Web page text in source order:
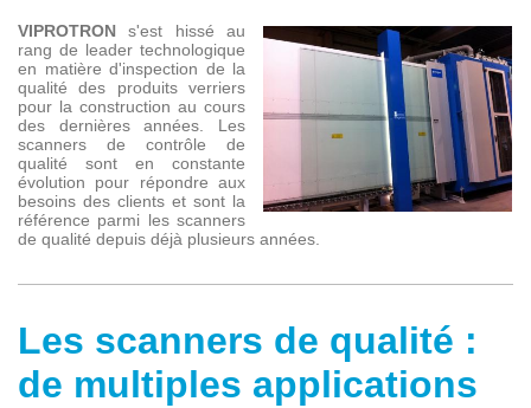
VIPROTRON s'est hissé au
rang de leader technologique
en matière d'inspection de la
qualité des produits verriers
pour la construction au cours
des dernières années. Les
scanners de contrôle de
qualité sont en constante
évolution pour répondre aux
besoins des clients et sont la
référence parmi les scanners
de qualité depuis déjà plusieurs années.
Les scanners de qualité :
de multiples applications